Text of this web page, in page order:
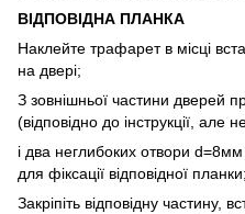
ВІДПОВІДНА ПЛАНКА
Наклейте трафарет в місці
на двері;
З зовнішньої частини дверей
(відповідно до інструкції, але
і два неглибоких отвори
для фіксації відповідної планки;
Закріпіть відповідну частину,